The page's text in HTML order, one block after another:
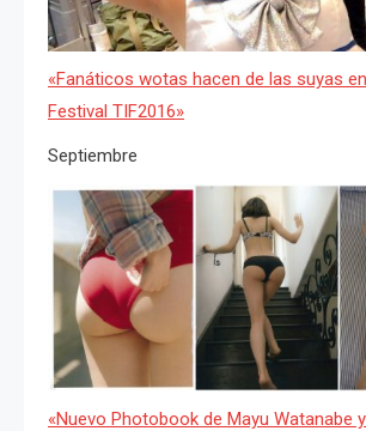
«Fanáticos wotas hacen de las suyas
Festival TIF2016»
Septiembre
«Nuevo Photobook de Mayu Watanabe